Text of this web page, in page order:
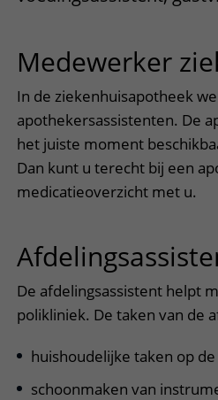
Wijzigen patiëntgegevens
Medewerker
In de ziekenhuisapotheek
apothekersassistenten. De
het juiste moment
Dan kunt u terecht bij een
medicatieoverzicht met u.
De afdelingsassistent helpt
polikliniek. De taken van de
huishoudelijke taken op
schoonmaken van